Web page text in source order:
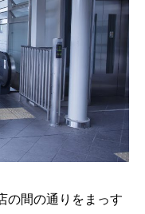
の間の通りをまっす